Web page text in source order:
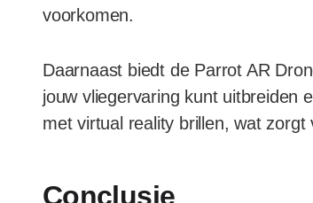
voorkomen.
Daarnaast biedt de Parrot AR
jouw vliegervaring kunt uitbreiden
met virtual reality brillen, wat
Conclusie